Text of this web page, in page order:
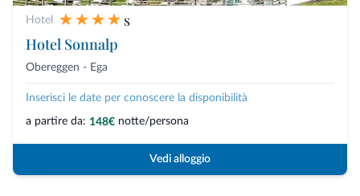
Hotel
s
Hotel Sonnalp
Obereggen - Ega
Inserisci le date per conoscere la disponibilità
a partire da: 148€ notte/persona
Vedi alloggio